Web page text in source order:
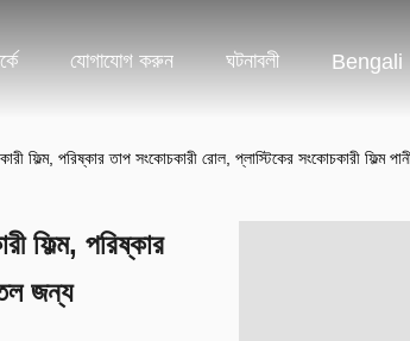
যোগাযোগ করুন ঘটনাবলী Bengali
পরিষ্কার তাপ সংকোচকারী রোল, প্লাস্টিকের সংকোচকারী ফিল্ম
ফিল্ম, পরিষ্কার
জন্য